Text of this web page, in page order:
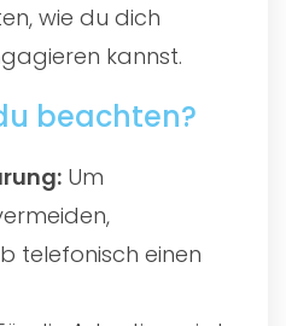
wie du dich
kannst.
beachten?
Um
telefonisch einen